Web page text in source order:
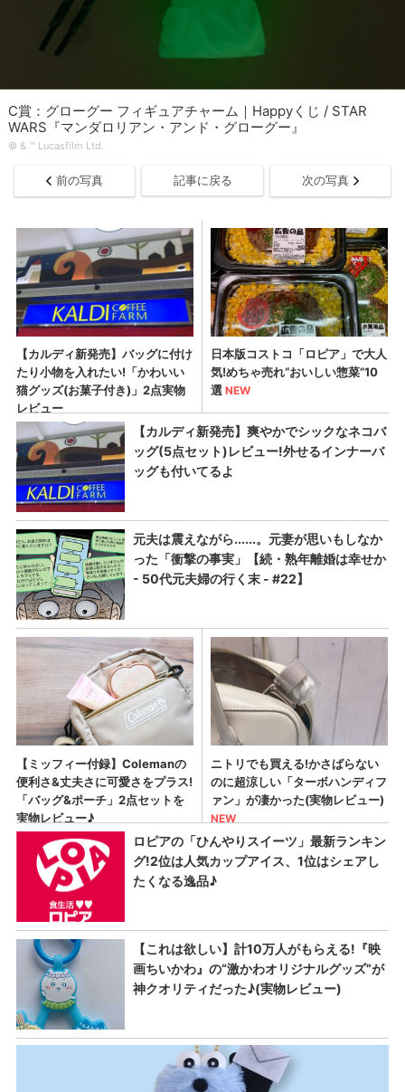
C賞：グローグー フィギュアチャーム｜Happyくじ / STAR
WARS『マンダロリアン・アンド・グローグー』
© & ™ Lucasfilm Ltd.
前の写真 記事に戻る 次の写真